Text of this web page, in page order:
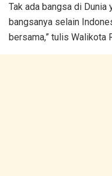
Tak ada bangsa di Dunia
bangsanya selain
bersama,” tulis Walikota